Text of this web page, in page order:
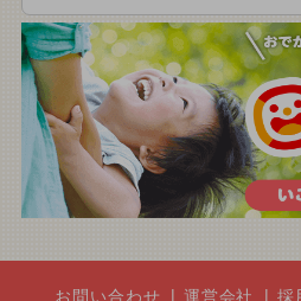
お問い合わせ 運営会社 採